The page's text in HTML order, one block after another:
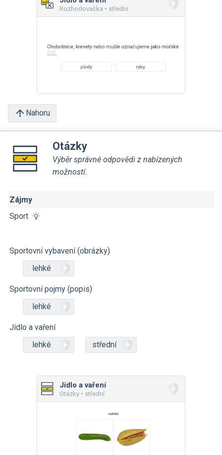
Rozhodovačka • střední
Nahoru
Otázky
Výběr správné odpovědi z nabízených
možností.
Zájmy
Sport
Sportovní vybavení (obrázky)
lehké
Sportovní pojmy (popis)
lehké
Jídlo a vaření
lehké
střední
Jídlo a vaření
Otázky • střední